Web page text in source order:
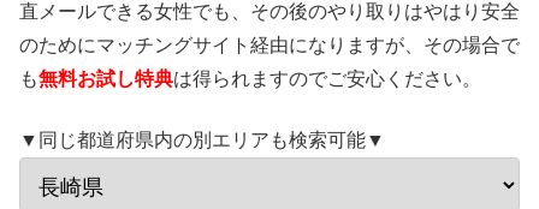
直メールできる女性でも、その後のやり取りはやはり安全
のためにマッチングサイト経由になりますが、その場合で
も無料お試し特典は得られますのでご安心ください。
▼同じ都道府県内の別エリアも検索可能▼